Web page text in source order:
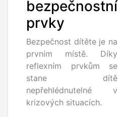
bezpečnostní
prvky
Bezpečnost dítěte je na
prvním místě. Díky
reflexním prvkům se
stane dítě
nepřehlédnutelné v
krizových situacích.